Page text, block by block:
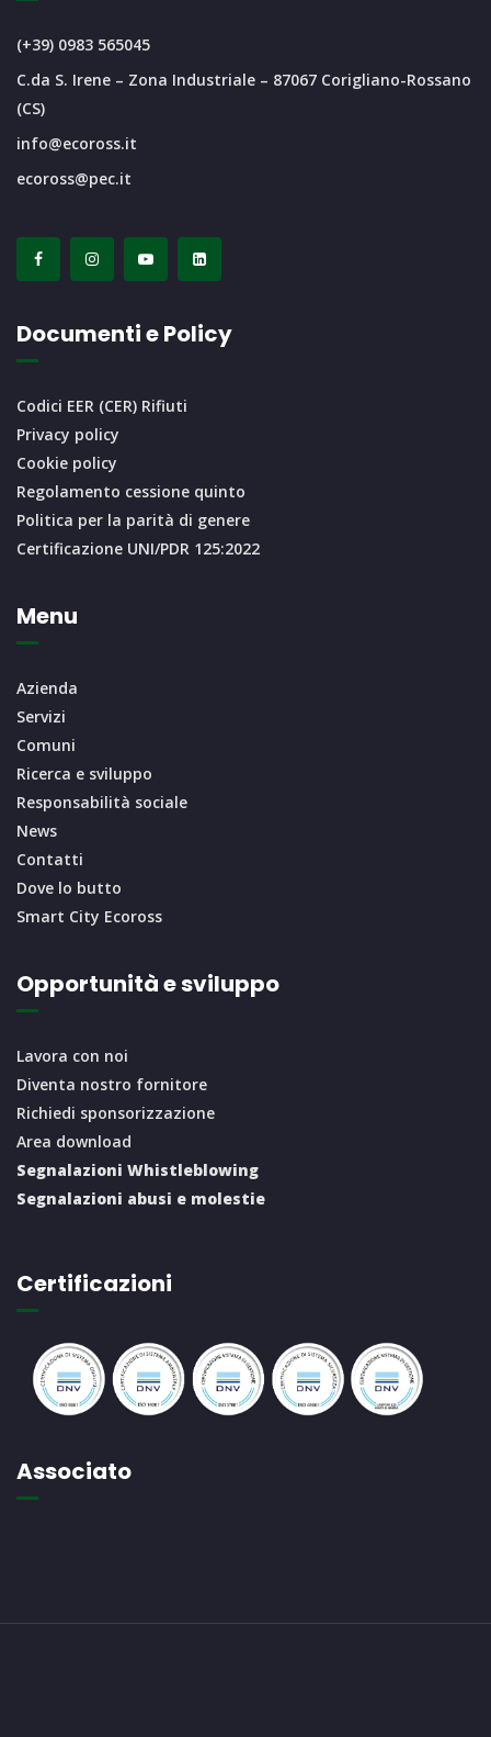
(+39) 0983 565045
C.da S. Irene – Zona Industriale – 87067 Corigliano-Rossano
(CS)
info@ecoross.it
ecoross@pec.it
Documenti e Policy
Codici EER (CER) Rifiuti
Privacy policy
Cookie policy
Regolamento cessione quinto
Politica per la parità di genere
Certificazione UNI/PDR 125:2022
Menu
Azienda
Servizi
Comuni
Ricerca e sviluppo
Responsabilità sociale
News
Contatti
Dove lo butto
Smart City Ecoross
Opportunità e sviluppo
Lavora con noi
Diventa nostro fornitore
Richiedi sponsorizzazione
Area download
Segnalazioni Whistleblowing
Segnalazioni abusi e molestie
Certificazioni
Associato